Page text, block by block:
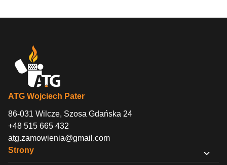
ATG Wojciech Pater
86-031 Wilcze, Szosa Gdańska 24
+48 515 665 432
atg.zamowienia@gmail.com
Strony